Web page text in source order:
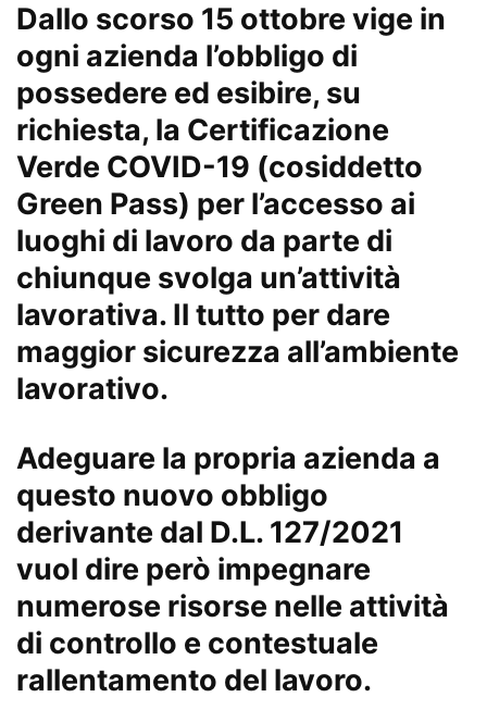
Dallo scorso 15 ottobre vige in
ogni azienda l’obbligo di
possedere ed esibire, su
richiesta, la Certificazione
Verde COVID-19 (cosiddetto
Green Pass) per l’accesso ai
luoghi di lavoro da parte di
chiunque svolga un’attività
lavorativa. Il tutto per dare
maggior sicurezza all’ambiente
lavorativo.
Adeguare la propria azienda a
questo nuovo obbligo
derivante dal D.L. 127/2021
vuol dire però impegnare
numerose risorse nelle attività
di controllo e contestuale
rallentamento del lavoro.